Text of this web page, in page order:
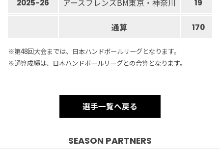
2025-26 アースフレンズBM東京・神奈川 19
通算 170
※第48回大会までは、日本ハンドボールリーグとなります。
※通算成績は、日本ハンドボールリーグとの合算となります。
選手一覧へ戻る
SEASON PARTNERS